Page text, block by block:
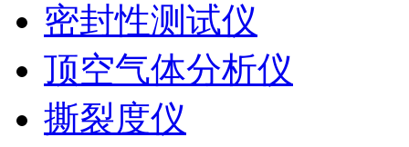
密封性测试仪
顶空气体分析仪
撕裂度仪